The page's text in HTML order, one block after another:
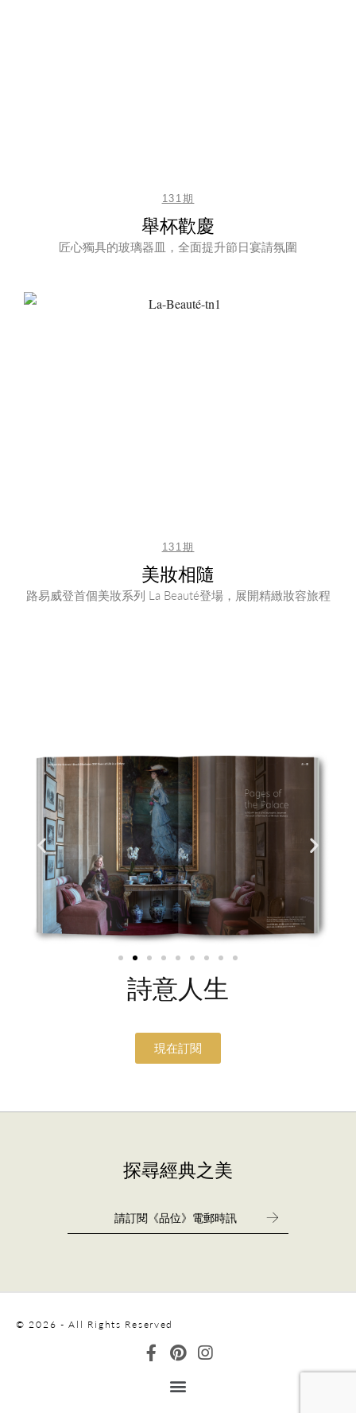
131期
舉杯歡慶
匠心獨具的玻璃器皿，全面提升節日宴請氛圍
131期
美妝相隨
路易威登首個美妝系列 La Beauté登場，展開精緻妝容旅程
詩意人生
現在訂閱
探尋經典之美
© 2026 - All Rights Reserved